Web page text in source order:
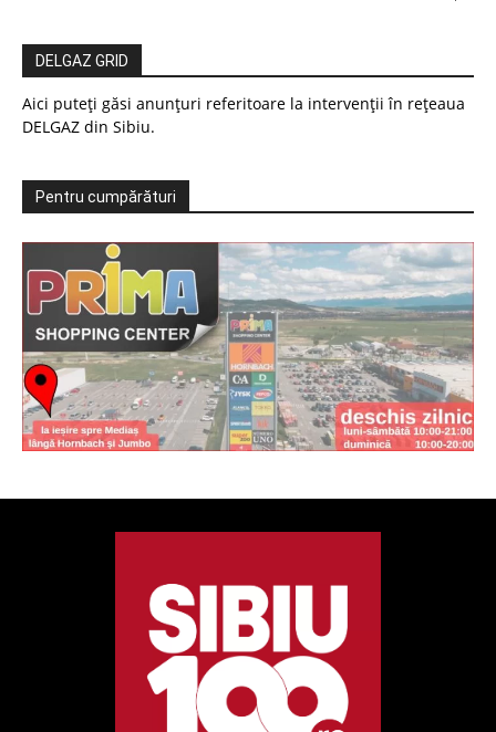
DELGAZ GRID
Aici puteți găsi anunțuri referitoare la intervenții în rețeaua
DELGAZ din Sibiu.
Pentru cumpărături